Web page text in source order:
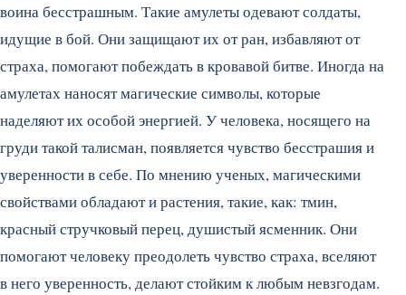
воина бесстрашным. Такие амулеты одевают солдаты,
идущие в бой. Они защищают их от ран, избавляют от
страха, помогают побеждать в кровавой битве. Иногда на
амулетах наносят магические символы, которые
наделяют их особой энергией. У человека, носящего на
груди такой талисман, появляется чувство бесстрашия и
уверенности в себе. По мнению ученых, магическими
свойствами обладают и растения, такие, как: тмин,
красный стручковый перец, душистый ясменник. Они
помогают человеку преодолеть чувство страха, вселяют
в него уверенность, делают стойким к любым невзгодам.